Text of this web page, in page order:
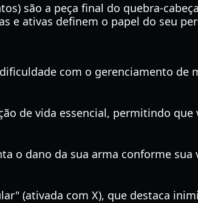
são a peça final do quebra-
e ativas definem o papel do seu
com o gerenciamento de
de vida essencial, permitindo
o dano da sua arma conforme
(ativada com X), que destaca